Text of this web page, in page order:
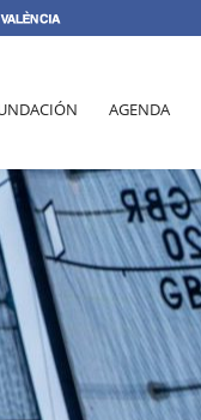
AGENDA